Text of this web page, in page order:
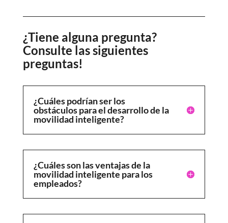
¿Tiene alguna pregunta?
Consulte las siguientes
preguntas!
¿Cuáles podrían ser los
obstáculos para el desarrollo de la
movilidad inteligente?
¿Cuáles son las ventajas de la
movilidad inteligente para los
empleados?